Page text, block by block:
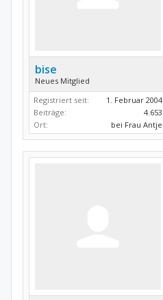
bise
Neues Mitglied
Registriert seit:
1. Februar 2004
Beiträge:
4.653
Ort:
bei Frau Antje